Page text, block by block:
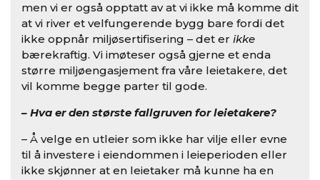
men vi er også opptatt av at vi ikke må komme dit
at vi river et velfungerende bygg bare fordi det
ikke oppnår miljøsertifisering – det er ikke
bærekraftig. Vi imøteser også gjerne et enda
større miljøengasjement fra våre leietakere, det
vil komme begge parter til gode.
– Hva er den største fallgruven for leietakere?
– Å velge en utleier som ikke har vilje eller evne
til å investere i eiendommen i leieperioden eller
ikke skjønner at en leietaker må kunne ha en